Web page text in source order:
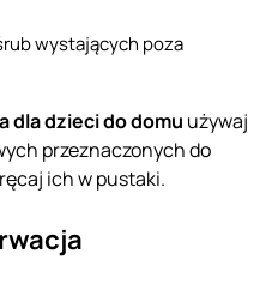
wystających poza
dla dzieci do domu używaj
przeznaczonych do
ich w pustaki.